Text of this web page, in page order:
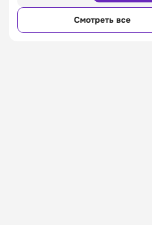
Смотреть все